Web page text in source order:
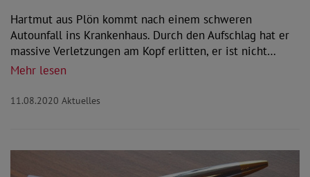
Hartmut aus Plön kommt nach einem schweren
Autounfall ins Krankenhaus. Durch den Aufschlag hat er
massive Verletzungen am Kopf erlitten, er ist nicht…
Mehr lesen
11.08.2020 Aktuelles